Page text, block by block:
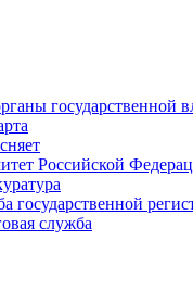
государственной
Российской
государственной
служба